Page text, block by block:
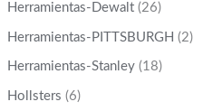
Herramientas-Dewalt (26)
Herramientas-PITTSBURGH (2)
Herramientas-Stanley (18)
Hollsters (6)